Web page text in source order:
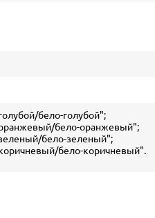
бело-голубой";
бело-оранжевый";
бело-зеленый";
бело-коричневый".